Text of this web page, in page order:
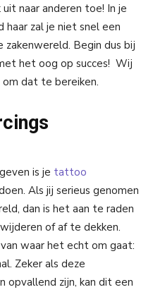
naar anderen toe! In je
zal je niet snel een
Begin dus bij
het oog op succes! Wij
dat te bereiken.
is je tattoo
Als jij serieus genomen
dan is het aan te raden
of af te dekken.
waar het echt om gaat:
Zeker als deze
opvallend zijn, kan dit een